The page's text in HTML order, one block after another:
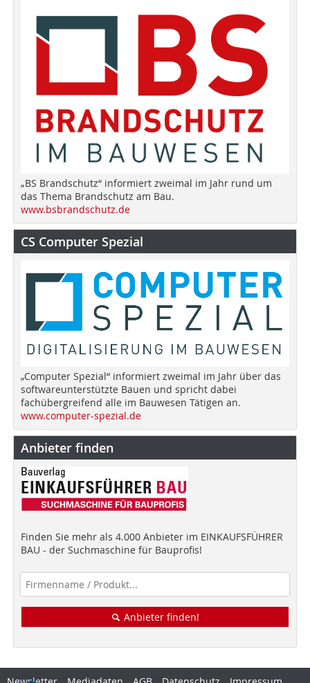
„BS Brandschutz“ informiert zweimal im Jahr rund um
das Thema Brandschutz am Bau.
www.bsbrandschutz.de
CS Computer Spezial
„Computer Spezial“ informiert zweimal im Jahr über das
softwareunterstützte Bauen und spricht dabei
fachübergreifend alle im Bauwesen Tätigen an.
www.computer-spezial.de
Anbieter finden
Finden Sie mehr als 4.000 Anbieter im EINKAUFSFÜHRER
BAU - der Suchmaschine für Bauprofis!
Anbieter finden!